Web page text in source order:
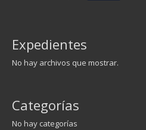
Expedientes
No hay archivos que mostrar.
Categorías
No hay categorías